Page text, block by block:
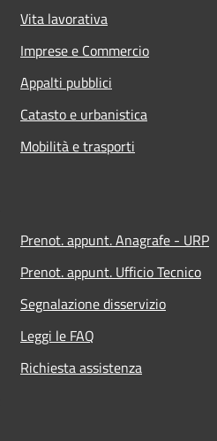
Vita lavorativa
Imprese e Commercio
Appalti pubblici
Catasto e urbanistica
Mobilità e trasporti
Prenot. appunt. Anagrafe - URP
Prenot. appunt. Ufficio Tecnico
Segnalazione disservizio
Leggi le FAQ
Richiesta assistenza